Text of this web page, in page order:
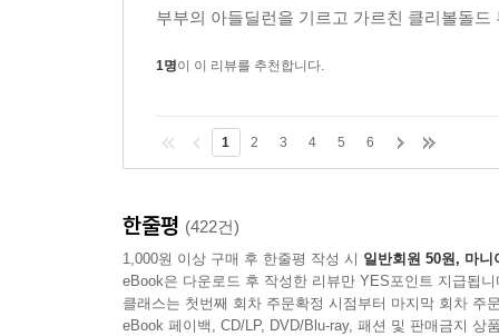
자살할까 봐 겁이 났다. 나는 바이런을 부당하
재, 묘비명, 삶의 의미 같은 것에 대해 이야기했다
어긋나는 것만 같았다. 우리는 둘 다 같은 롤러
났다. 톰이 화를 낼 때 나는 슬펐다. 전에는 톰이
이렇게 극단적인 슬픔 상태에 있을 때에는 스트
나는 일기에 이렇게 썼다. ‘톰이 하는 말이 나한테
부부의 아들딜런을 기르고 가르친 클리볼돌
1명이 이 리뷰를 추천합니다.
1 2 3 4 5 6
한줄평 (422건)
1,000원 이상 구매 후 한줄평 작성 시 일반회원 50원, 마니
eBook은 다운로드 후 작성한 리뷰만 YES포인트 지급됩니
클래스는 첫번째 회차 주문확정 시점부터 마지막 회차 주
eBook 페이백, CD/LP, DVD/Blu-ray, 패션 및 판매금지 상